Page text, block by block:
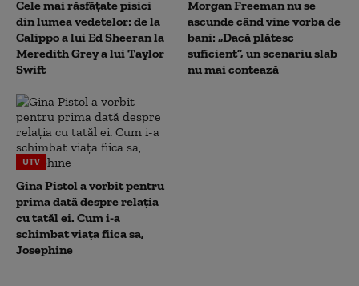
Cele mai răsfățate pisici
din lumea vedetelor: de la
Calippo a lui Ed Sheeran la
Meredith Grey a lui Taylor
Swift
Morgan Freeman nu se
ascunde când vine vorba de
bani: „Dacă plătesc
suficient”, un scenariu slab
nu mai contează
UTV
Gina Pistol a vorbit pentru
prima dată despre relația
cu tatăl ei. Cum i-a
schimbat viața fiica sa,
Josephine